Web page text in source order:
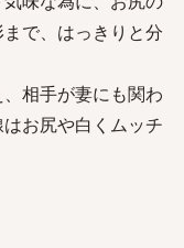
で、はっきりと分
相手が妻にも関わ
お尻や白くムッチ